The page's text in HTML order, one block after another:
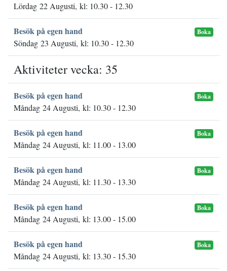
Lördag 22 Augusti, kl: 10.30 - 12.30
Besök på egen hand Boka
Söndag 23 Augusti, kl: 10.30 - 12.30
Aktiviteter vecka: 35
Besök på egen hand Boka
Måndag 24 Augusti, kl: 10.30 - 12.30
Besök på egen hand Boka
Måndag 24 Augusti, kl: 11.00 - 13.00
Besök på egen hand Boka
Måndag 24 Augusti, kl: 11.30 - 13.30
Besök på egen hand Boka
Måndag 24 Augusti, kl: 13.00 - 15.00
Besök på egen hand Boka
Måndag 24 Augusti, kl: 13.30 - 15.30